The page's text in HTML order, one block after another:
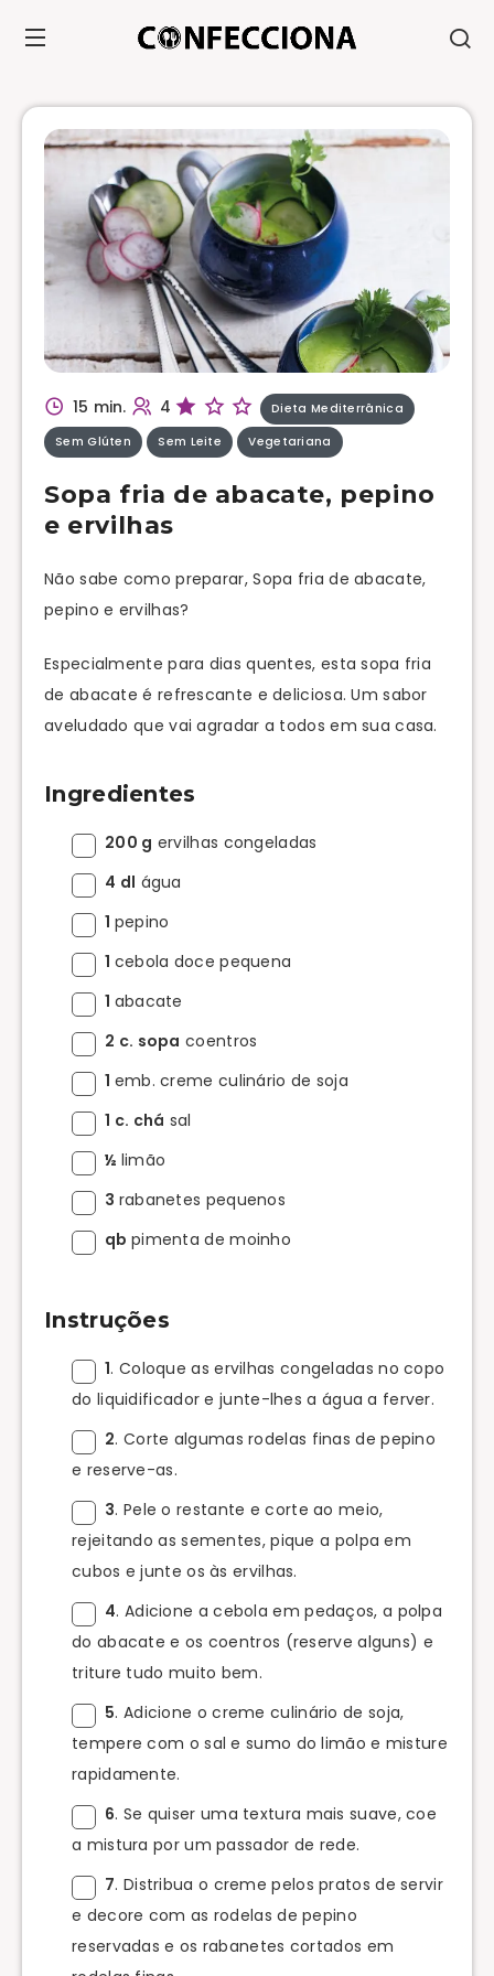
15 min. 4 Dieta Mediterrânica
Sem Glúten Sem Leite Vegetariana
Sopa fria de abacate, pepino
e ervilhas
Não sabe como preparar, Sopa fria de abacate,
pepino e ervilhas?
Especialmente para dias quentes, esta sopa fria
de abacate é refrescante e deliciosa. Um sabor
aveludado que vai agradar a todos em sua casa.
Ingredientes
200 g ervilhas congeladas
4 dl água
1 pepino
1 cebola doce pequena
1 abacate
2 c. sopa coentros
1 emb. creme culinário de soja
1 c. chá sal
½ limão
3 rabanetes pequenos
qb pimenta de moinho
Instruções
1. Coloque as ervilhas congeladas no copo
do liquidificador e junte-lhes a água a ferver.
2. Corte algumas rodelas finas de pepino
e reserve-as.
3. Pele o restante e corte ao meio,
rejeitando as sementes, pique a polpa em
cubos e junte os às ervilhas.
4. Adicione a cebola em pedaços, a polpa
do abacate e os coentros (reserve alguns) e
triture tudo muito bem.
5. Adicione o creme culinário de soja,
tempere com o sal e sumo do limão e misture
rapidamente.
6. Se quiser uma textura mais suave, coe
a mistura por um passador de rede.
7. Distribua o creme pelos pratos de servir
e decore com as rodelas de pepino
reservadas e os rabanetes cortados em